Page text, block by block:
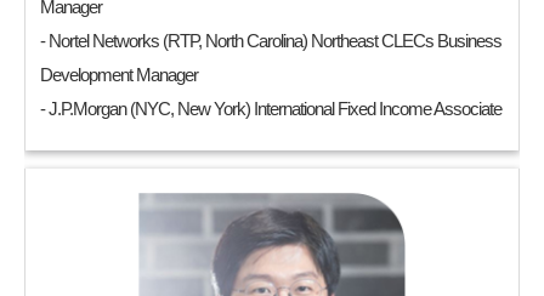
Manager
- Nortel Networks (RTP, North Carolina) Northeast CLECs Business
Development Manager
- J.P.Morgan (NYC, New York) International Fixed Income Associate